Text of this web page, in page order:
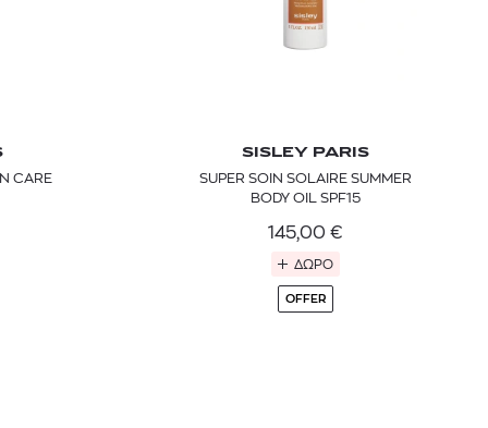
CARE
SISLEY PARIS
SUPER SOIN SOLAIRE SUMMER
BODY OIL SPF15
145,00 €
ΔΩΡΟ
OFFER